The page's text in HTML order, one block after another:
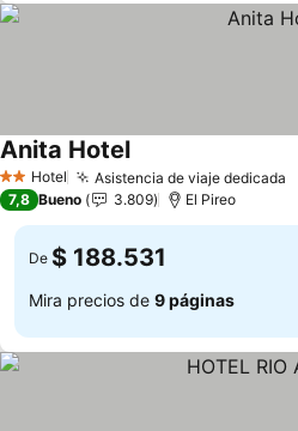
2 Estrellas
Hotel Asistencia de viaje dedicada
Anita Hotel
7,8 Bueno 3.809 El Pireo
De $ 188.531
Mira precios de 9 páginas